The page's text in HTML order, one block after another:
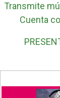
Transmite
Cuenta